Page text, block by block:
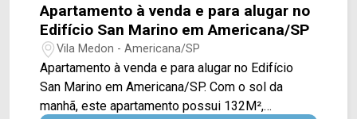
Apartamento à venda e para alugar no
Edifício San Marino em Americana/SP
Vila Medon - Americana/SP
Apartamento à venda e para alugar no Edifício
San Marino em Americana/SP. Com o sol da
manhã, este apartamento possui 132M²,